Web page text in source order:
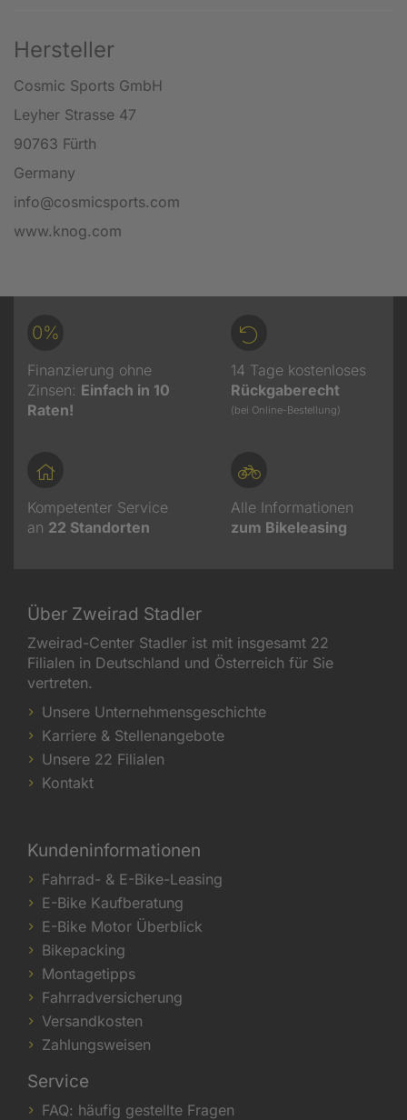
Hersteller
Cosmic Sports GmbH
Leyher Strasse 47
90763 Fürth
Germany
info@cosmicsports.com
www.knog.com
0%
Finanzierung ohne
Zinsen: Einfach in 10
Raten!
14 Tage kostenloses
Rückgaberecht
(bei Online-Bestellung)
Kompetenter Service
an 22 Standorten
Alle Informationen
zum Bikeleasing
Über Zweirad Stadler
Zweirad-Center Stadler ist mit insgesamt 22
Filialen in Deutschland und Österreich für Sie
vertreten.
Unsere Unternehmensgeschichte
Karriere & Stellenangebote
Unsere 22 Filialen
Kontakt
Kundeninformationen
Fahrrad- & E-Bike-Leasing
E-Bike Kaufberatung
E-Bike Motor Überblick
Bikepacking
Montagetipps
Fahrradversicherung
Versandkosten
Zahlungsweisen
Service
FAQ: häufig gestellte Fragen